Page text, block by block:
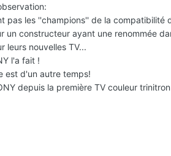
pas les ''champions'' de la
un constructeur ayant une renommée
leurs nouvelles TV...
l'a fait !
est d'un autre temps!
depuis la première TV couleur